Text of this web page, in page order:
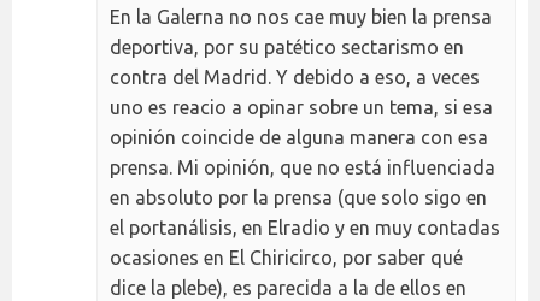
En la Galerna no nos cae muy bien la prensa
deportiva, por su patético sectarismo en
contra del Madrid. Y debido a eso, a veces
uno es reacio a opinar sobre un tema, si esa
opinión coincide de alguna manera con esa
prensa. Mi opinión, que no está influenciada
en absoluto por la prensa (que solo sigo en
el portanálisis, en Elradio y en muy contadas
ocasiones en El Chiricirco, por saber qué
dice la plebe), es parecida a la de ellos en